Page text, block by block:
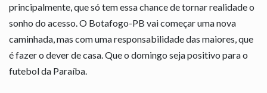
principalmente, que só tem essa chance de tornar realidade o
sonho do acesso. O Botafogo-PB vai começar uma nova
caminhada, mas com uma responsabilidade das maiores, que
é fazer o dever de casa. Que o domingo seja positivo para o
futebol da Paraíba.